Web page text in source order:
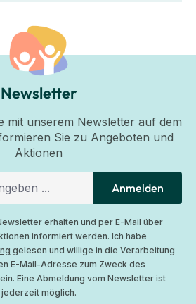
Newsletter
mit unserem Newsletter auf dem
Sie zu Angeboten und
Aktionen
Anmelden
erhalten und per E-Mail über
informiert werden. Ich habe
gelesen und willige in die Verarbeitung
E-Mail-Adresse zum Zweck des
Eine Abmeldung vom Newsletter ist
jederzeit möglich.